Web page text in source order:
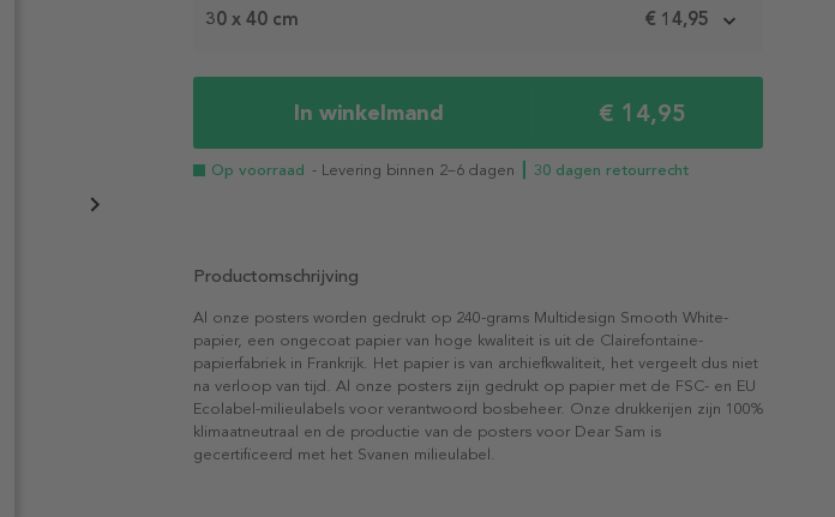
30 x 40 cm € 14,95
In winkelmand € 14,95
Op voorraad - Levering binnen 2–6 dagen ┃ 30 dagen retourrecht
Productomschrijving
Al onze posters worden gedrukt op 240-grams Multidesign Smooth White-
papier, een ongecoat papier van hoge kwaliteit is uit de Clairefontaine-
papierfabriek in Frankrijk. Het papier is van archiefkwaliteit, het vergeelt dus niet
na verloop van tijd. Al onze posters zijn gedrukt op papier met de FSC- en EU
Ecolabel-milieulabels voor verantwoord bosbeheer. Onze drukkerijen zijn 100%
klimaatneutraal en de productie van de posters voor Dear Sam is
gecertificeerd met het Svanen milieulabel.